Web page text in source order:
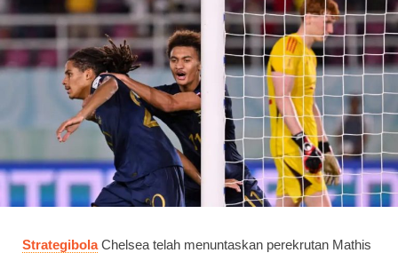
StrategibolaChelsea telah menuntaskan perekrutan Mathis